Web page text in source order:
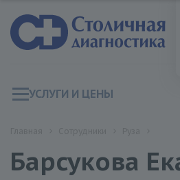
УСЛУГИ И ЦЕНЫ
Барсукова